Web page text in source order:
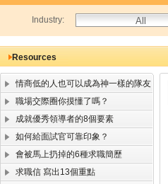
Industry:
Resources
情商低的人也可以成為神一樣的隊友
職場交際圈你摸懂了嗎？
成就優秀領導者的8個要素
如何給面試官可靠印象？
會被馬上扔掉的6種求職簡歷
求職信 寫出13個重點